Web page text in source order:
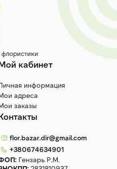
флористики
кабинет
информация
адреса
заказы
flor.bazar.dir@gmail.com
+380674634901
Гензарь Р.М.